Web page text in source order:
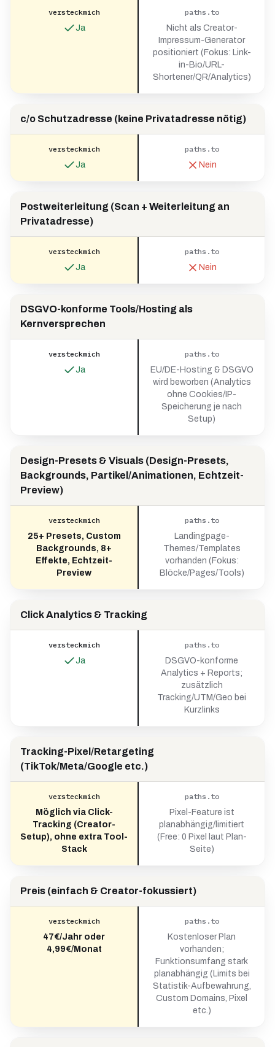
versteckmich
Ja
paths.to
Nicht als Creator-
Impressum-Generator
positioniert (Fokus: Link-
in-Bio/URL-
Shortener/QR/Analytics)
c/o Schutzadresse (keine Privatadresse nötig)
versteckmich
Ja
paths.to
Nein
Postweiterleitung (Scan + Weiterleitung an
Privatadresse)
versteckmich
Ja
paths.to
Nein
DSGVO-konforme Tools/Hosting als
Kernversprechen
versteckmich
Ja
paths.to
EU/DE-Hosting & DSGVO
wird beworben (Analytics
ohne Cookies/IP-
Speicherung je nach
Setup)
Design-Presets & Visuals (Design-Presets,
Backgrounds, Partikel/Animationen, Echtzeit-
Preview)
versteckmich
25+ Presets, Custom
Backgrounds, 8+
Effekte, Echtzeit-
Preview
paths.to
Landingpage-
Themes/Templates
vorhanden (Fokus:
Blöcke/Pages/Tools)
Click Analytics & Tracking
versteckmich
Ja
paths.to
DSGVO-konforme
Analytics + Reports;
zusätzlich
Tracking/UTM/Geo bei
Kurzlinks
Tracking-Pixel/Retargeting
(TikTok/Meta/Google etc.)
versteckmich
Möglich via Click-
Tracking (Creator-
Setup), ohne extra Tool-
Stack
paths.to
Pixel-Feature ist
planabhängig/limitiert
(Free: 0 Pixel laut Plan-
Seite)
Preis (einfach & Creator-fokussiert)
versteckmich
47€/Jahr oder
4,99€/Monat
paths.to
Kostenloser Plan
vorhanden;
Funktionsumfang stark
planabhängig (Limits bei
Statistik-Aufbewahrung,
Custom Domains, Pixel
etc.)